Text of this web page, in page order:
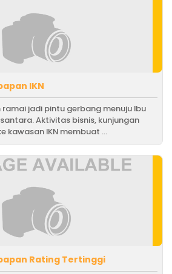
IKN
ramai jadi pintu gerbang menuju Ibu
Aktivitas bisnis, kunjungan
kawasan IKN membuat ...
Rating Tertinggi